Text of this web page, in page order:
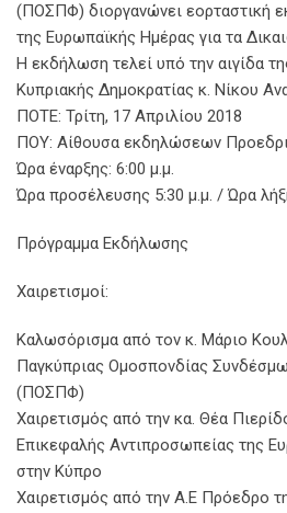
(ΠΟΣΠΦ) διοργανώνει εορταστική
της Ευρωπαϊκής Ημέρας για τα
Η εκδήλωση τελεί υπό την αιγίδα
Κυπριακής Δημοκρατίας κ. Νίκου
ΠΟΤΕ: Τρίτη, 17 Απριλίου 2018
ΠΟΥ: Αίθουσα εκδηλώσεων
Ώρα έναρξης: 6:00 μ.μ.
Ώρα προσέλευσης 5:30 μ.μ. / Ώρα
Πρόγραμμα Εκδήλωσης
Χαιρετισμοί:
Καλωσόρισμα από τον κ. Μάριο
Παγκύπριας Ομοσπονδίας
(ΠΟΣΠΦ)
Χαιρετισμός από την κα. Θέα
Επικεφαλής Αντιπροσωπείας της
στην Κύπρο
Χαιρετισμός από την Α.Ε Πρόεδρο